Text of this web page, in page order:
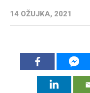
14 OŽUJKA, 2021